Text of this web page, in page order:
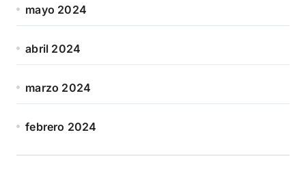
mayo 2024
abril 2024
marzo 2024
febrero 2024